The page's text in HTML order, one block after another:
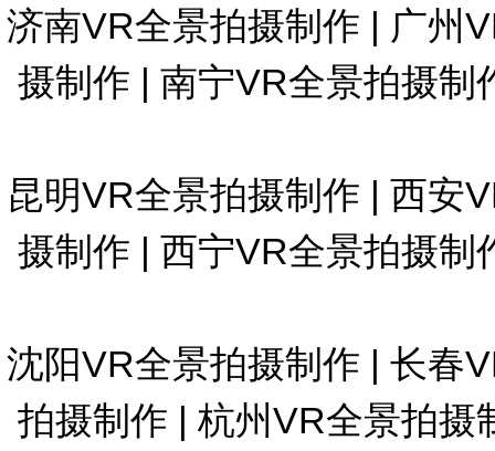
济南VR全景拍摄制作 | 广州
摄制作 | 南宁VR全景拍摄制
昆明VR全景拍摄制作 | 西安
摄制作 | 西宁VR全景拍摄制
沈阳VR全景拍摄制作 | 长春
拍摄制作 | 杭州VR全景拍摄